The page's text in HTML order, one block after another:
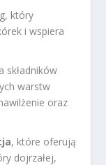
który
i wspiera
składników
warstw
oraz
, które oferują
dojrzałej,